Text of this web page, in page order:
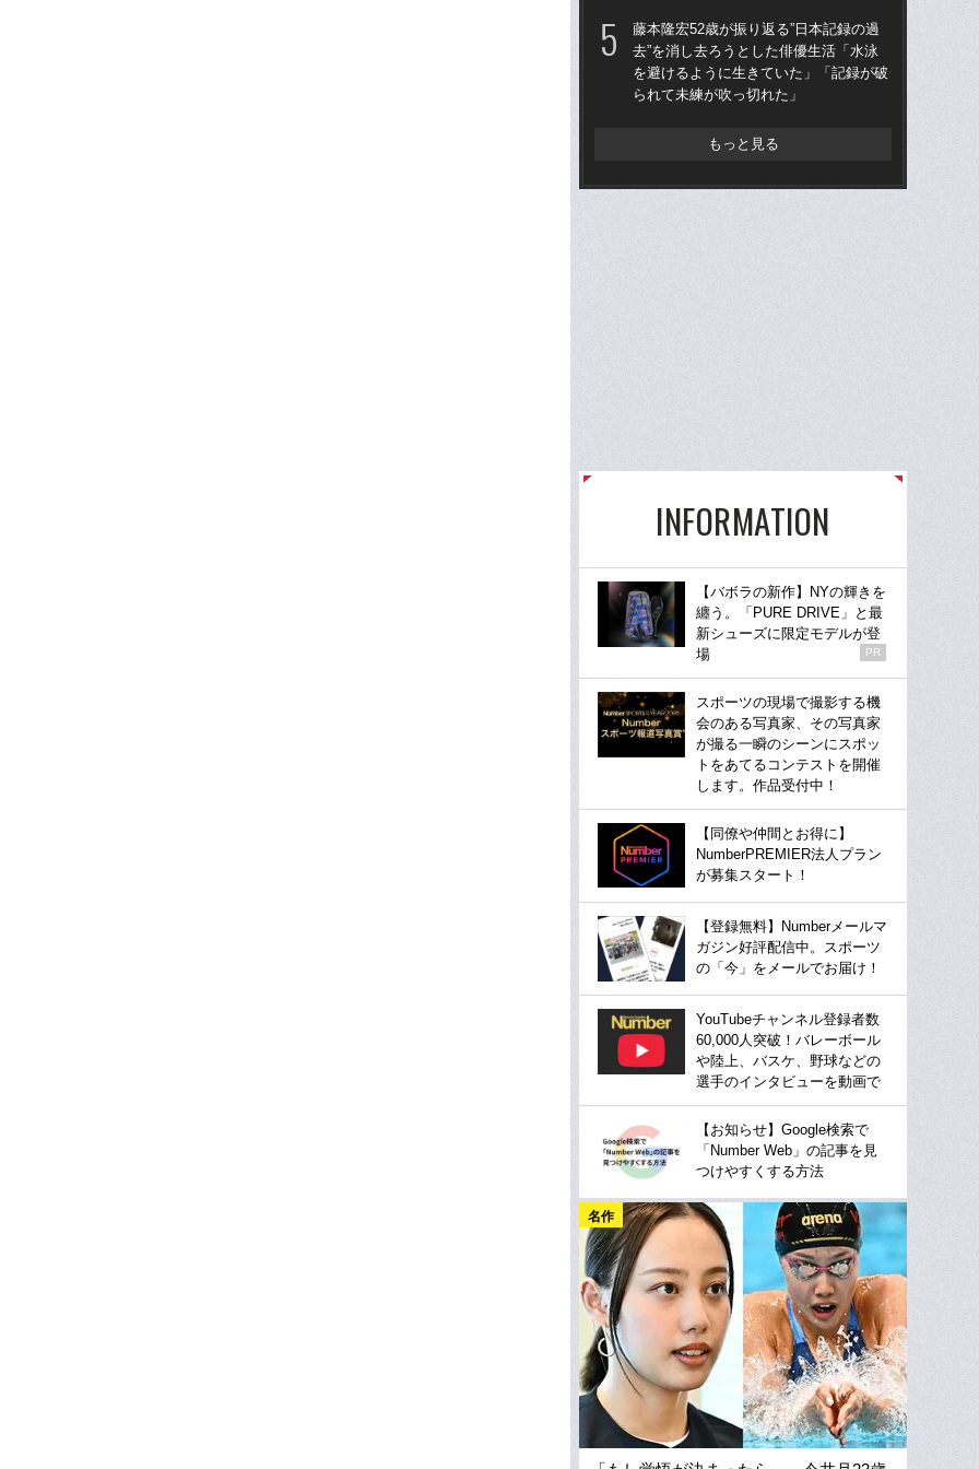
藤本隆宏52歳が振り返る”日本記録の過
去”を消し去ろうとした俳優生活「水泳
を避けるように生きていた」「記録が破
られて未練が吹っ切れた」
もっと見る
INFORMATION
【バボラの新作】NYの輝きを
纏う。「PURE DRIVE」と最
新シューズに限定モデルが登
場
PR
スポーツの現場で撮影する機
会のある写真家、その写真家
が撮る一瞬のシーンにスポッ
トをあてるコンテストを開催
します。作品受付中！
【同僚や仲間とお得に】
NumberPREMIER法人プラン
が募集スタート！
【登録無料】Numberメールマ
ガジン好評配信中。スポーツ
の「今」をメールでお届け！
YouTubeチャンネル登録者数
60,000人突破！バレーボール
や陸上、バスケ、野球などの
選手のインタビューを動画で
【お知らせ】Google検索で
「Number Web」の記事を見
つけやすくする方法
名作